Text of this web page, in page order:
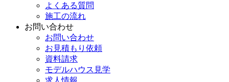
よくある質問
施工の流れ
お問い合わせ
お問い合わせ
お見積もり依頼
資料請求
モデルハウス見学
求人情報